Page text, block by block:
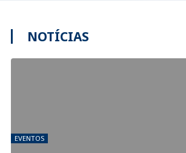
NOTÍCIAS
EVENTOS